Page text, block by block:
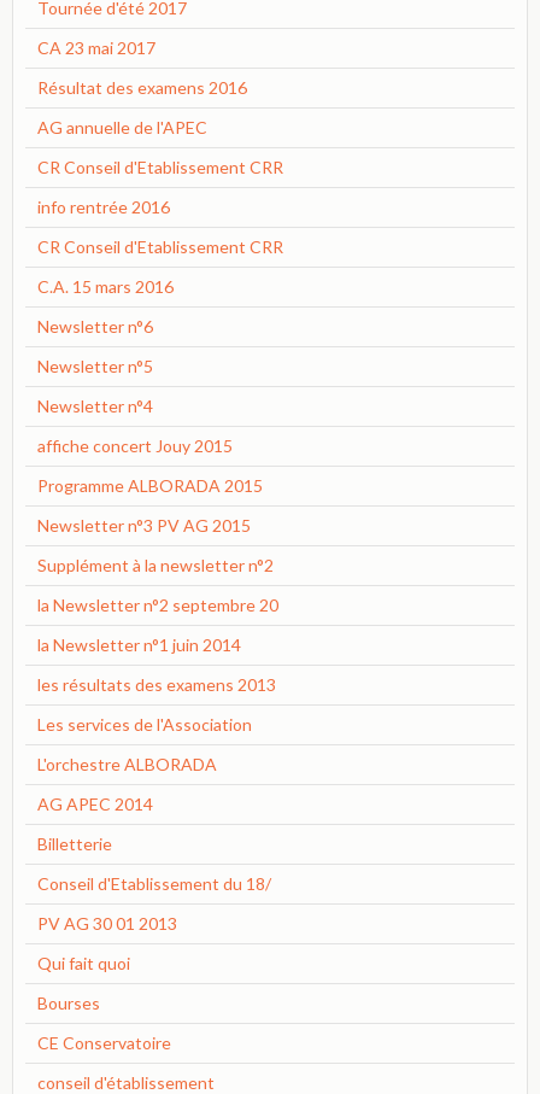
Tournée d'été 2017
CA 23 mai 2017
Résultat des examens 2016
AG annuelle de l'APEC
CR Conseil d'Etablissement CRR
info rentrée 2016
CR Conseil d'Etablissement CRR
C.A. 15 mars 2016
Newsletter n°6
Newsletter n°5
Newsletter n°4
affiche concert Jouy 2015
Programme ALBORADA 2015
Newsletter n°3 PV AG 2015
Supplément à la newsletter n°2
la Newsletter n°2 septembre 20
la Newsletter n°1 juin 2014
les résultats des examens 2013
Les services de l'Association
L'orchestre ALBORADA
AG APEC 2014
Billetterie
Conseil d'Etablissement du 18/
PV AG 30 01 2013
Qui fait quoi
Bourses
CE Conservatoire
conseil d'établissement